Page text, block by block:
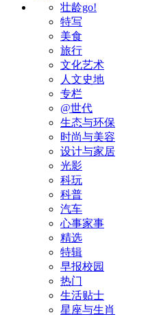
壮龄go!
特写
美食
旅行
文化艺术
人文史地
专栏
@世代
生态与环保
时尚与美容
设计与家居
光影
科玩
科普
汽车
心事家事
精选
特辑
早报校园
热门
生活贴士
星座与生肖